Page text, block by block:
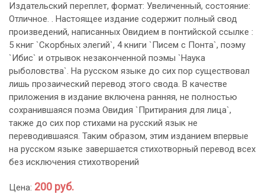
Издательский переплет, формат: Увеличенный, состояние:
Отличное. . Настоящее издание содержит полный свод
произведений, написанных Овидием в понтийской ссылке :
5 книг `Скорбных элегий`, 4 книги `Писем с Понта`, поэму
`Ибис` и отрывок незаконченной поэмы `Наука
рыболовства`. На русском языке до сих пор существовал
лишь прозаический перевод этого свода. В качестве
приложения в издание включена ранняя, не полностью
сохранившаяся поэма Овидия `Притирания для лица`,
также до сих пор стихами на русский язык не
переводившаяся. Таким образом, этим изданием впервые
на русском языке завершается стихотворный перевод всех
без исключения стихотворений
Цена: 200 руб.